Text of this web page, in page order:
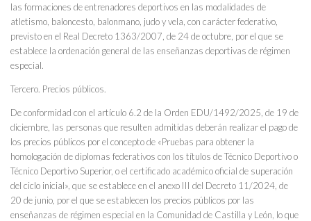
las formaciones de entrenadores deportivos en las modalidades de
atletismo, baloncesto, balonmano, judo y vela, con carácter federativo,
previsto en el Real Decreto 1363/2007, de 24 de octubre, por el que se
establece la ordenación general de las enseñanzas deportivas de régimen
especial.
Tercero. Precios públicos.
De conformidad con el artículo 6.2 de la Orden EDU/1492/2025, de 19 de
diciembre, las personas que resulten admitidas deberán realizar el pago de
los precios públicos por el concepto de «Pruebas para obtener la
homologación de diplomas federativos con los títulos de Técnico Deportivo o
Técnico Deportivo Superior, o el certificado académico oficial de superación
del ciclo inicial», que se establece en el anexo III del Decreto 11/2024, de
20 de junio, por el que se establecen los precios públicos por las
enseñanzas de régimen especial en la Comunidad de Castilla y León, lo que